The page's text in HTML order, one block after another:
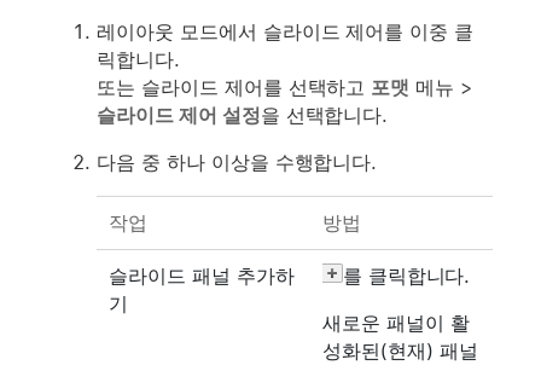
레이아웃 모드에서 슬라이드 제어를 이중 클
릭합니다.
또는 슬라이드 제어를 선택하고 포맷 메뉴 >
슬라이드 제어 설정을 선택합니다.
다음 중 하나 이상을 수행합니다.
작업 방법
슬라이드 패널 추가하
기
를 클릭합니다.
새로운 패널이 활
성화된(현재) 패널